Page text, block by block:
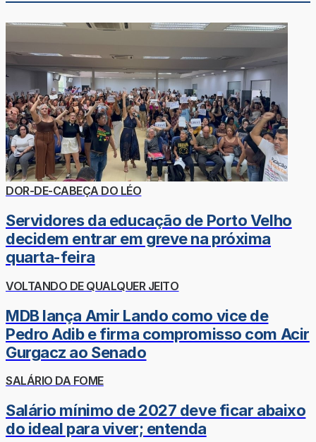
DOR-DE-CABEÇA DO LÉO
Servidores da educação de Porto Velho
decidem entrar em greve na próxima
quarta-feira
VOLTANDO DE QUALQUER JEITO
MDB lança Amir Lando como vice de
Pedro Adib e firma compromisso com Acir
Gurgacz ao Senado
SALÁRIO DA FOME
Salário mínimo de 2027 deve ficar abaixo
do ideal para viver; entenda